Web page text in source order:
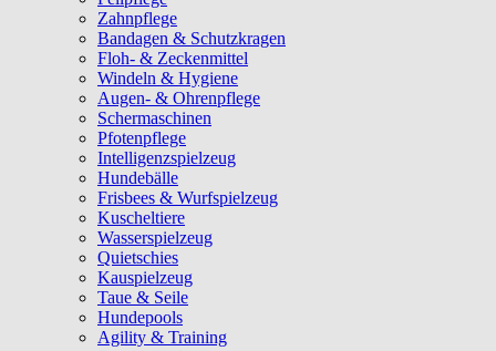
Zahnpflege
Bandagen & Schutzkragen
Floh- & Zeckenmittel
Windeln & Hygiene
Augen- & Ohrenpflege
Schermaschinen
Pfotenpflege
Intelligenzspielzeug
Hundebälle
Frisbees & Wurfspielzeug
Kuscheltiere
Wasserspielzeug
Quietschies
Kauspielzeug
Taue & Seile
Hundepools
Agility & Training